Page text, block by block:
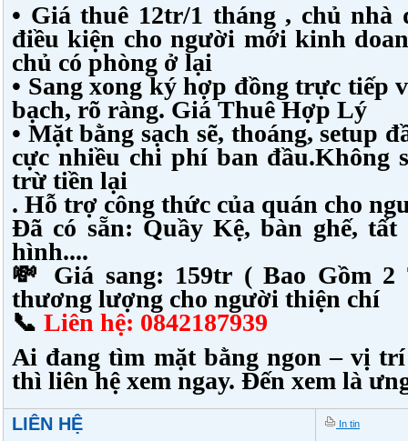
• Giá thuê 12tr/1 tháng , chủ nhà
điều kiện cho người mới kinh
chủ có phòng ở lại
• Sang xong ký hợp đồng trực tiếp
bạch, rõ ràng. Giá Thuê Hợp Lý
• Mặt bằng sạch sẽ, thoáng, setup
cực nhiều chi phí ban đầu.Không
trừ tiền lại
. Hỗ trợ công thức của quán cho
Đã có sẵn: Quầy Kệ, bàn ghế,
hình....
💸 Giá sang: 159tr ( Bao Gồm 2
thương lượng cho người thiện chí
📞 Liên hệ: 0842187939
Ai đang tìm mặt bằng ngon – vị
thì liên hệ xem ngay. Đến xem là
LIÊN HỆ In tin